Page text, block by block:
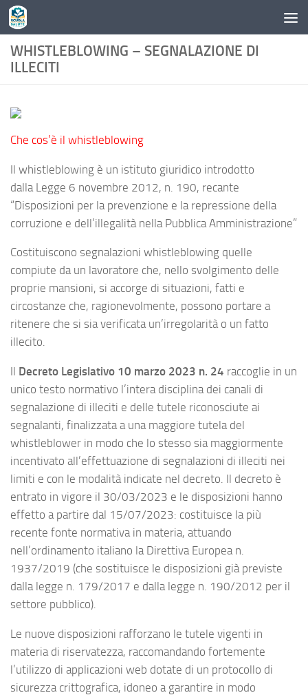
Skip to content
WHISTLEBLOWING – SEGNALAZIONE DI
ILLECITI
Che cos’è il whistleblowing
Il whistleblowing è un istituto giuridico introdotto
dalla Legge 6 novembre 2012, n. 190, recante
“Disposizioni per la prevenzione e la repressione della
corruzione e dell’illegalità nella Pubblica Amministrazione”
Costituiscono segnalazioni whistleblowing quelle
compiute da un lavoratore che, nello svolgimento delle
proprie mansioni, si accorge di situazioni, fatti e
circostanze che, ragionevolmente, possono portare a
ritenere che si sia verificata un’irregolarità o un fatto
illecito.
Il Decreto Legislativo 10 marzo 2023 n. 24 raccoglie in un
unico testo normativo l’intera disciplina dei canali di
segnalazione di illeciti e delle tutele riconosciute ai
segnalanti, finalizzata a una maggiore tutela del
whistleblower in modo che lo stesso sia maggiormente
incentivato all’effettuazione di segnalazioni di illeciti nei
limiti e con le modalità indicate nel decreto. Il decreto è
entrato in vigore il 30/03/2023 e le disposizioni hanno
effetto a partire dal 15/07/2023: costituisce la più
recente fonte normativa in materia, attuando
nell’ordinamento italiano la Direttiva Europea n.
1937/2019 (che sostituisce le disposizioni già previste
dalla legge n. 179/2017 e dalla legge n. 190/2012 per il
settore pubblico).
Le nuove disposizioni rafforzano le tutele vigenti in
materia di riservatezza, raccomandando fortemente
l’utilizzo di applicazioni web dotate di un protocollo di
sicurezza crittografica, idoneo a garantire in modo